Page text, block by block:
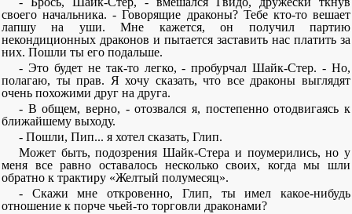
своего начальника. - Говорящие драконы? Тебе кто-то вешает
лапшу на уши. Мне кажется, он получил партию
некондиционных драконов и пытается заставить нас платить за
них. Пошли ты его подальше.
- Это будет не так-то легко, - пробурчал Шайк-Стер. - Но,
полагаю, ты прав. Я хочу сказать, что все драконы выглядят
очень похожими друг на друга.
- В общем, верно, - отозвался я, постепенно отодвигаясь к
ближайшему выходу.
- Пошли, Пип... я хотел сказать, Глип.
Может быть, подозрения Шайк-Стера и поумерились, но у
меня все равно оставалось несколько своих, когда мы шли
обратно к трактиру «Желтый полумесяц».
- Скажи мне откровенно, Глип, ты имел какое-нибудь
отношение к порче чьей-то торговли драконами?